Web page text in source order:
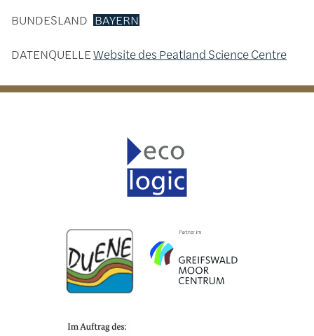
BUNDESLAND BAYERN
DATENQUELLEWebsite des Peatland Science Centre